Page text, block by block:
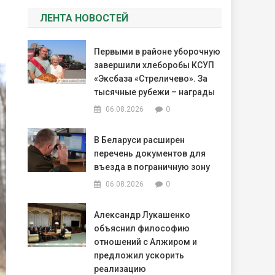
ЛЕНТА НОВОСТЕЙ
Первыми в районе уборочную
завершили хлеборобы КСУП
«Эксбаза «Стреличево». За
тысячные рубежи – награды
06.08.2026 0
В Беларуси расширен
перечень документов для
въезда в пограничную зону
06.08.2026 0
Александр Лукашенко
объяснил философию
отношений с Алжиром и
предложил ускорить
реализацию